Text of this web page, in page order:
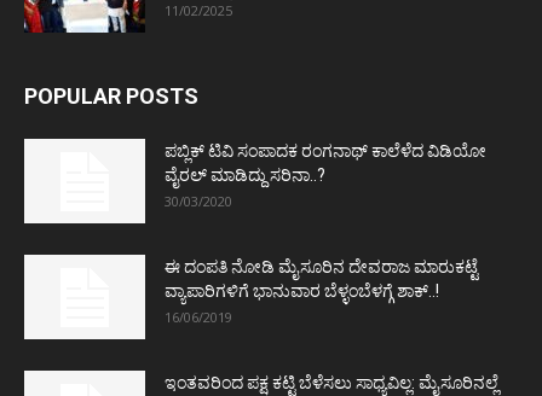
11/02/2025
POPULAR POSTS
ಪಬ್ಲಿಕ್ ಟಿವಿ ಸಂಪಾದಕ ರಂಗನಾಥ್ ಕಾಲೆಳೆದ ವಿಡಿಯೋ
ವೈರಲ್ ಮಾಡಿದ್ದು ಸರಿನಾ..?
30/03/2020
ಈ ದಂಪತಿ ನೋಡಿ ಮೈಸೂರಿನ ದೇವರಾಜ ಮಾರುಕಟ್ಟೆ
ವ್ಯಾಪಾರಿಗಳಿಗೆ ಭಾನುವಾರ ಬೆಳ್ಳಂಬೆಳಗ್ಗೆ ಶಾಕ್..!
16/06/2019
ಇಂತವರಿಂದ ಪಕ್ಷ ಕಟ್ಟಿ ಬೆಳೆಸಲು ಸಾಧ್ಯವಿಲ್ಲ: ಮೈಸೂರಿನಲ್ಲೆ